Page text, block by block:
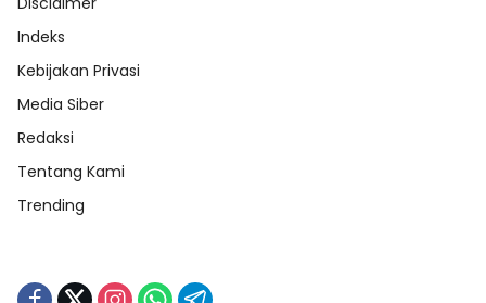
Indeks
Kebijakan Privasi
Media Siber
Redaksi
Tentang Kami
Trending